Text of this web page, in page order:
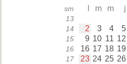
sm m m j
13
14 2 3 4 5
15 9 10 11 12
16 16 17 18 19
17 23 24 25 26